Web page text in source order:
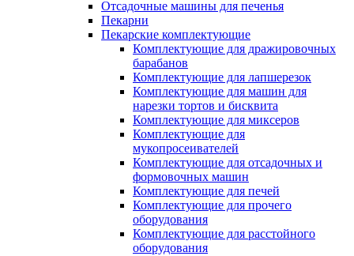
Отсадочные машины для печенья
Пекарни
Пекарские комплектующие
Комплектующие для дражировочных
барабанов
Комплектующие для лапшерезок
Комплектующие для машин для
нарезки тортов и бисквита
Комплектующие для миксеров
Комплектующие для
мукопросеивателей
Комплектующие для отсадочных и
формовочных машин
Комплектующие для печей
Комплектующие для прочего
оборудования
Комплектующие для расстойного
оборудования